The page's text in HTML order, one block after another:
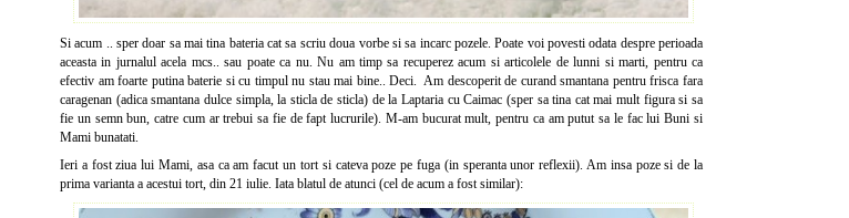
Si acum .. sper doar sa mai tina bateria cat sa scriu doua vorbe si sa incarc pozele. Poate voi povesti odata despre perioada
aceasta in jurnalul acela mcs.. sau poate ca nu. Nu am timp sa recuperez acum si articolele de lunni si marti, pentru ca
efectiv am foarte putina baterie si cu timpul nu stau mai bine.. Deci. Am descoperit de curand smantana pentru frisca fara
caragenan (adica smantana dulce simpla, la sticla de sticla) de la Laptaria cu Caimac (sper sa tina cat mai mult figura si sa
fie un semn bun, catre cum ar trebui sa fie de fapt lucrurile). M-am bucurat mult, pentru ca am putut sa le fac lui Buni si
Mami bunatati.
Ieri a fost ziua lui Mami, asa ca am facut un tort si cateva poze pe fuga (in speranta unor reflexii). Am insa poze si de la
prima varianta a acestui tort, din 21 iulie. Iata blatul de atunci (cel de acum a fost similar):